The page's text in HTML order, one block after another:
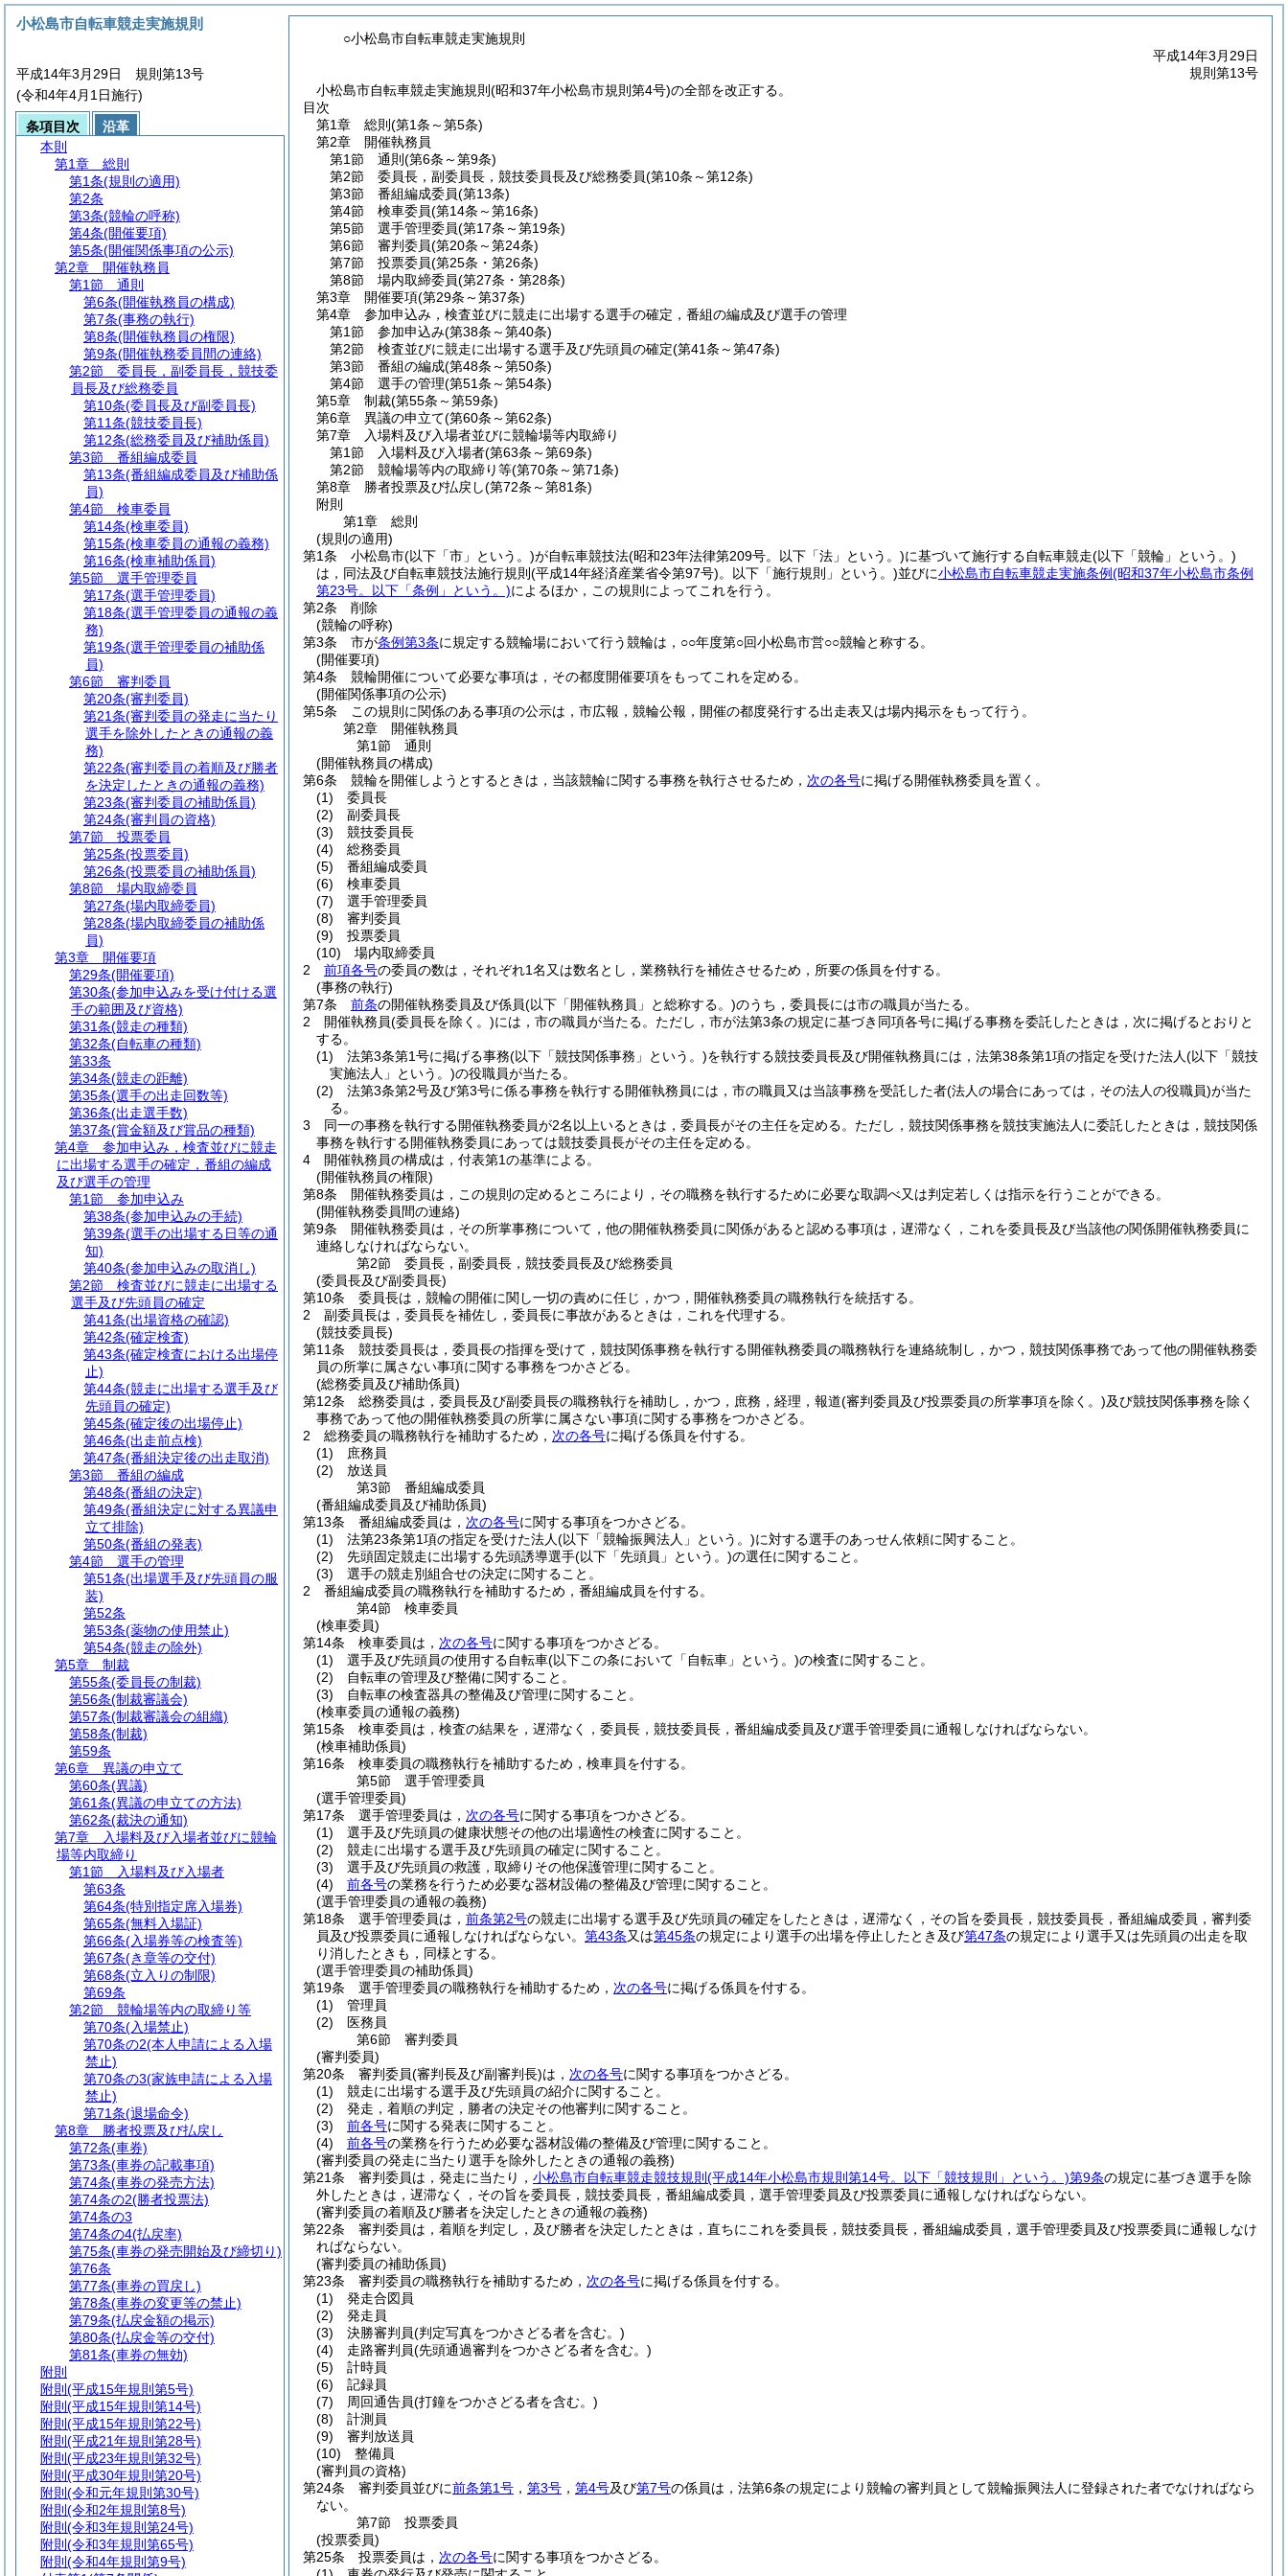
○小松島市自転車競走実施規則
平成14年3月29日
規則第13号
小松島市自転車競走実施規則(昭和37年小松島市規則第4号)の全部を改正する。
目次
第1章
総則 (第1条～第5条)
第2章
開催執務員
第1節
通則 (第6条～第9条)
第2節
委員長，副委員長，競技委員長及び総務委員(第10条～第12条)
第3節
番組編成委員(第13条)
第4節
検車委員(第14条～第16条)
第5節
選手管理委員(第17条～第19条)
第6節
審判委員(第20条～第24条)
第7節
投票委員(第25条・第26条)
第8節
場内取締委員(第27条・第28条)
第3章
開催要項(第29条～第37条)
第4章
参加申込み，検査並びに競走に出場する選手の確定，番組の編成及び選手の管理
第1節
参加申込み(第38条～第40条)
第2節
検査並びに競走に出場する選手及び先頭員の確定(第41条～第47条)
第3節
番組の編成(第48条～第50条)
第4節
選手の管理(第51条～第54条)
第5章
制裁(第55条～第59条)
第6章
異議の申立て(第60条～第62条)
第7章
入場料及び入場者並びに競輪場等内取締り
第1節
入場料及び入場者(第63条～第69条)
第2節
競輪場等内の取締り等(第70条～第71条)
第8章
勝者投票及び払戻し(第72条～第81条)
附則
第1章
総則
(規則の適用)
第1条
小松島市(以下「市」という。)が自転車競技法(昭和23年法律第209号。以下「法」という。)に基づいて施行する自転車競走(以下「競輪」という。)
は，同法及び自転車競技法施行規則 (平成14年経済産業省令第97号)。 以下「施行規則」という。 )並びに小松島市自転車競走実施条例(昭和37年小松島市条例
第23号。以下「条例」という。)によるほか，この規則によってこれを行う。
第2条
削除
(競輪の呼称)
第3条
市が条例第3条に規定する競輪場において行う競輪は，○○年度第○回小松島市営○○競輪と称する。
(開催要項)
第4条
競輪開催について必要な事項は，その都度開催要項をもってこれを定める。
(開催関係事項の公示)
第5条
この規則に関係のある事項の公示は，市広報，競輪公報，開催の都度発行する出走表又は場内掲示をもって行う。
第2章
開催執務員
第1節
通則
(開催執務員の構成)
第6条
競輪を開催しようとするときは，当該競輪に関する事務を執行させるため， 次の各号に掲げる開催執務委員を置く。
(1)
委員長
(2)
副委員長
(3)
競技委員長
(4)
総務委員
(5)
番組編成委員
(6)
検車委員
(7)
選手管理委員
(8)
審判委員
(9)
投票委員
(10)
場内取締委員
2
前項各号の委員の数は，それぞれ1名又は数名とし，業務執行を補佐させるため，所要の係員を付する。
(事務の執行)
第7条
前条の開催執務委員及び係員(以下「開催執務員」と総称する。)のうち，委員長には市の職員が当たる。
2
開催執務員(委員長を除く。)には，市の職員が当たる。 ただし，市が法第3条の規定に基づき同項各号に掲げる事務を委託したときは，次に掲げるとおりと
する。
(1)
法第3条第1号に掲げる事務(以下「競技関係事務」という。)を執行する競技委員長及び開催執務員には，法第38条第1項の指定を受けた法人(以下「競技
実施法人」という。)の役職員が当たる。
(2)
法第3条第2号及び第3号に係る事務を執行する開催執務員には，市の職員又は当該事務を受託した者(法人の場合にあっては，その法人の役職員)が当た
る。
3
同一の事務を執行する開催執務委員が2名以上いるときは，委員長がその主任を定める。 ただし，競技関係事務を競技実施法人に委託したときは，競技関係
事務を執行する開催執務委員にあっては競技委員長がその主任を定める。
4
開催執務員の構成は，付表第1の基準による。
(開催執務員の権限)
第8条
開催執務委員は，この規則の定めるところにより，その職務を執行するために必要な取調べ又は判定若しくは指示を行うことができる。
(開催執務委員間の連絡)
第9条
開催執務委員は，その所掌事務について，他の開催執務委員に関係があると認める事項は，遅滞なく，これを委員長及び当該他の関係開催執務委員に
連絡しなければならない。
第2節
委員長，副委員長，競技委員長及び総務委員
(委員長及び副委員長)
第10条
委員長は，競輪の開催に関し一切の責めに任じ，かつ，開催執務委員の職務執行を統括する。
2
副委員長は，委員長を補佐し，委員長に事故があるときは，これを代理する。
(競技委員長)
第11条
競技委員長は，委員長の指揮を受けて，競技関係事務を執行する開催執務委員の職務執行を連絡統制し，かつ，競技関係事務であって他の開催執務委
員の所掌に属さない事項に関する事務をつかさどる。
(総務委員及び補助係員)
第12条
総務委員は，委員長及び副委員長の職務執行を補助し，かつ，庶務，経理，報道(審判委員及び投票委員の所掌事項を除く。)及び競技関係事務を除く
事務であって他の開催執務委員の所掌に属さない事項に関する事務をつかさどる。
2
総務委員の職務執行を補助するため， 次の各号に掲げる係員を付する。
(1)
庶務員
(2)
放送員
第3節
番組編成委員
(番組編成委員及び補助係員)
第13条
番組編成委員は， 次の各号に関する事項をつかさどる。
(1)
法第23条第1項の指定を受けた法人(以下「競輪振興法人」という。)に対する選手のあっせん依頼に関すること。
(2)
先頭固定競走に出場する先頭誘導選手(以下「先頭員」という。)の選任に関すること。
(3)
選手の競走別組合せの決定に関すること。
2
番組編成委員の職務執行を補助するため，番組編成員を付する。
第4節
検車委員
(検車委員)
第14条
検車委員は， 次の各号に関する事項をつかさどる。
(1)
選手及び先頭員の使用する自転車(以下この条において「自転車」という。)の検査に関すること。
(2)
自転車の管理及び整備に関すること。
(3)
自転車の検査器具の整備及び管理に関すること。
(検車委員の通報の義務)
第15条
検車委員は，検査の結果を，遅滞なく，委員長，競技委員長，番組編成委員及び選手管理委員に通報しなければならない。
(検車補助係員)
第16条
検車委員の職務執行を補助するため，検車員を付する。
第5節
選手管理委員
(選手管理委員)
第17条
選手管理委員は， 次の各号に関する事項をつかさどる。
(1)
選手及び先頭員の健康状態その他の出場適性の検査に関すること。
(2)
競走に出場する選手及び先頭員の確定に関すること。
(3)
選手及び先頭員の救護，取締りその他保護管理に関すること。
(4)
前各号の業務を行うため必要な器材設備の整備及び管理に関すること。
(選手管理委員の通報の義務)
第18条
選手管理委員は， 前条第2号の競走に出場する選手及び先頭員の確定をしたときは，遅滞なく，その旨を委員長，競技委員長，番組編成委員，審判委
員及び投票委員に通報しなければならない。 第43条又は第45条の規定により選手の出場を停止したとき及び第47条の規定により選手又は先頭員の出走を取
り消したときも，同様とする。
(選手管理委員の補助係員)
第19条
選手管理委員の職務執行を補助するため， 次の各号に掲げる係員を付する。
(1)
管理員
(2)
医務員
第6節
審判委員
(審判委員)
第20条
審判委員(審判長及び副審判長)は， 次の各号に関する事項をつかさどる。
(1)
競走に出場する選手及び先頭員の紹介に関すること。
(2)
発走，着順の判定，勝者の決定その他審判に関すること。
(3)
前各号に関する発表に関すること。
(4)
前各号の業務を行うため必要な器材設備の整備及び管理に関すること。
(審判委員の発走に当たり選手を除外したときの通報の義務)
第21条
審判委員は，発走に当たり， 小松島市自転車競走競技規則 (平成14年小松島市規則第14号。以下「競技規則」という。)第9条の規定に基づき選手を除
外したときは，遅滞なく，その旨を委員長，競技委員長，番組編成委員，選手管理委員及び投票委員に通報しなければならない。
(審判委員の着順及び勝者を決定したときの通報の義務)
第22条
審判委員は，着順を判定し，及び勝者を決定したときは，直ちにこれを委員長，競技委員長，番組編成委員，選手管理委員及び投票委員に通報しなけ
ればならない。
(審判委員の補助係員)
第23条
審判委員の職務執行を補助するため， 次の各号に掲げる係員を付する。
(1)
発走合図員
(2)
発走員
(3)
決勝審判員(判定写真をつかさどる者を含む。)
(4)
走路審判員(先頭通過審判をつかさどる者を含む。)
(5)
計時員
(6)
記録員
(7)
周回通告員(打鐘をつかさどる者を含む。)
(8)
計測員
(9)
審判放送員
(10)
整備員
(審判員の資格)
第24条
審判委員並びに前条第1号 ， 第3号 ， 第4号及び第7号の係員は，法第6条の規定により競輪の審判員として競輪振興法人に登録された者でなければなら
ない。
第7節
投票委員
(投票委員)
第25条
投票委員は， 次の各号に関する事項をつかさどる。
小松島市自転車競走実施規則
平成14年3月29日 規則第13号
(令和4年4月1日施行)
条項目次
沿革
本則
第1章
総則
第1条(規則の適用)
第2条
第3条(競輪の呼称)
第4条(開催要項)
第5条(開催関係事項の公示)
第2章
開催執務員
第1節
通則
第6条(開催執務員の構成)
第7条(事務の執行)
第8条(開催執務員の権限)
第9条(開催執務委員間の連絡)
第2節
委員長，副委員長，競技委
員長及び総務委員
第10条(委員長及び副委員長)
第11条(競技委員長)
第12条(総務委員及び補助係員)
第3節
番組編成委員
第13条(番組編成委員及び補助係
員)
第4節
検車委員
第14条(検車委員)
第15条(検車委員の通報の義務)
第16条(検車補助係員)
第5節
選手管理委員
第17条(選手管理委員)
第18条(選手管理委員の通報の義
務)
第19条(選手管理委員の補助係
員)
第6節
審判委員
第20条(審判委員)
第21条(審判委員の発走に当たり
選手を除外したときの通報の義
務)
第22条(審判委員の着順及び勝者
を決定したときの通報の義務)
第23条(審判委員の補助係員)
第24条(審判員の資格)
第7節
投票委員
第25条(投票委員)
第26条(投票委員の補助係員)
第8節
場内取締委員
第27条(場内取締委員)
第28条(場内取締委員の補助係
員)
第3章
開催要項
第29条(開催要項)
第30条(参加申込みを受け付ける選
手の範囲及び資格)
第31条(競走の種類)
第32条(自転車の種類)
第33条
第34条(競走の距離)
第35条(選手の出走回数等)
第36条(出走選手数)
第37条(賞金額及び賞品の種類)
第4章
参加申込み，検査並びに競走
に出場する選手の確定，番組の編成
及び選手の管理
第1節
参加申込み
第38条(参加申込みの手続)
第39条(選手の出場する日等の通
知)
第40条(参加申込みの取消し)
第2節
検査並びに競走に出場する
選手及び先頭員の確定
第41条(出場資格の確認)
第42条(確定検査)
第43条(確定検査における出場停
止)
第44条(競走に出場する選手及び
先頭員の確定)
第45条(確定後の出場停止)
第46条(出走前点検)
第47条(番組決定後の出走取消)
第3節
番組の編成
第48条(番組の決定)
第49条(番組決定に対する異議申
立て排除)
第50条(番組の発表)
第4節
選手の管理
第51条(出場選手及び先頭員の服
装)
第52条
第53条(薬物の使用禁止)
第54条(競走の除外)
第5章
制裁
第55条(委員長の制裁)
第56条(制裁審議会)
第57条(制裁審議会の組織)
第58条(制裁)
第59条
第6章
異議の申立て
第60条(異議)
第61条(異議の申立ての方法)
第62条(裁決の通知)
第7章
入場料及び入場者並びに競輪
場等内取締り
第1節
入場料及び入場者
第63条
第64条(特別指定席入場券)
第65条(無料入場証)
第66条(入場券等の検査等)
第67条(き章等の交付)
第68条(立入りの制限)
第69条
第2節
競輪場等内の取締り等
第70条(入場禁止)
第70条の2(本人申請による入場
禁止)
第70条の3(家族申請による入場
禁止)
第71条(退場命令)
第8章
勝者投票及び払戻し
第72条(車券)
第73条(車券の記載事項)
第74条(車券の発売方法)
第74条の2(勝者投票法)
第74条の3
第74条の4(払戻率)
第75条(車券の発売開始及び締切り)
第76条
第77条(車券の買戻し)
第78条(車券の変更等の禁止)
第79条(払戻金額の掲示)
第80条(払戻金等の交付)
第81条(車券の無効)
附則
附則 (平成15年規則第5号)
附則 (平成15年規則第14号)
附則 (平成15年規則第22号)
附則 (平成21年規則第28号)
附則 (平成23年規則第32号)
附則 (平成30年規則第20号)
附則 (令和元年規則第30号)
附則 (令和2年規則第8号)
附則 (令和3年規則第24号)
附則 (令和3年規則第65号)
附則 (令和4年規則第9号)